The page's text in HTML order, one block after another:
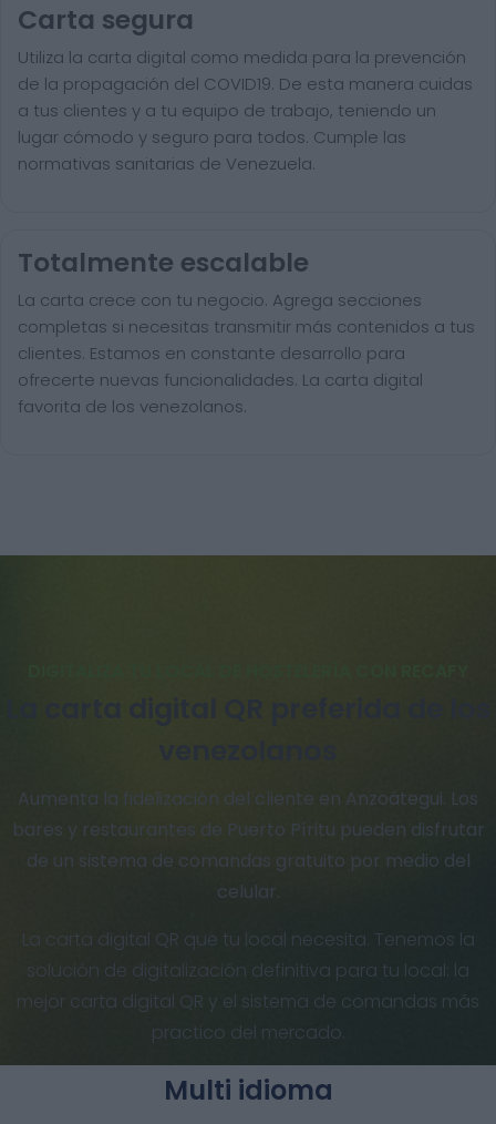
Carta segura
Utiliza la carta digital como medida para la prevención
de la propagación del COVID19. De esta manera cuidas
a tus clientes y a tu equipo de trabajo, teniendo un
lugar cómodo y seguro para todos. Cumple las
normativas sanitarias de Venezuela.
Totalmente escalable
La carta crece con tu negocio. Agrega secciones
completas si necesitas transmitir más contenidos a tus
clientes. Estamos en constante desarrollo para
ofrecerte nuevas funcionalidades. La carta digital
favorita de los venezolanos.
Aumenta la fidelización del cliente en Anzoátegui. Los
bares y restaurantes de Puerto Píritu pueden disfrutar
de un sistema de comandas gratuito por medio del
celular.
La carta digital QR que tu local necesita. Tenemos la
solución de digitalización definitiva para tu local: la
mejor carta digital QR y el sistema de comandas más
practico del mercado.
Multi idioma